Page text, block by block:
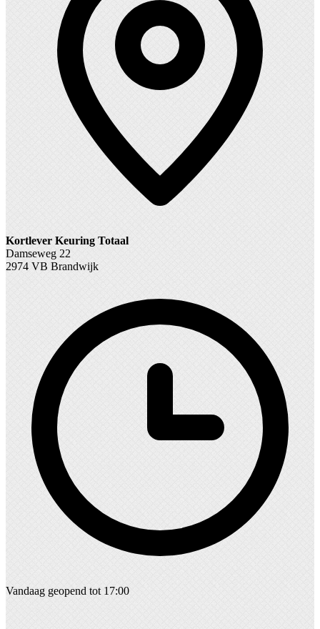
Kortlever Keuring Totaal
Damseweg 22
2974 VB Brandwijk
Vandaag geopend tot 17:00